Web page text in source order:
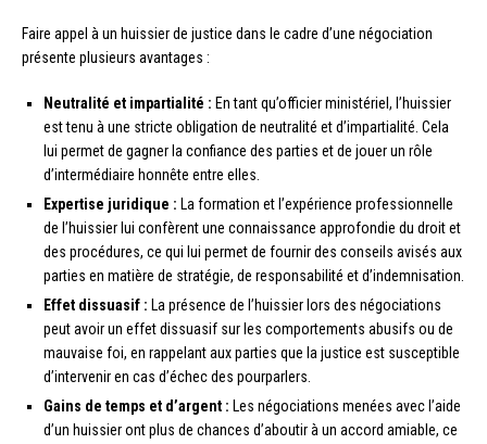
Faire appel à un huissier de justice dans le cadre d’une négociation
présente plusieurs avantages :
Neutralité et impartialité : En tant qu’officier ministériel, l’huissier
est tenu à une stricte obligation de neutralité et d’impartialité. Cela
lui permet de gagner la confiance des parties et de jouer un rôle
d’intermédiaire honnête entre elles.
Expertise juridique : La formation et l’expérience professionnelle
de l’huissier lui confèrent une connaissance approfondie du droit et
des procédures, ce qui lui permet de fournir des conseils avisés aux
parties en matière de stratégie, de responsabilité et d’indemnisation.
Effet dissuasif : La présence de l’huissier lors des négociations
peut avoir un effet dissuasif sur les comportements abusifs ou de
mauvaise foi, en rappelant aux parties que la justice est susceptible
d’intervenir en cas d’échec des pourparlers.
Gains de temps et d’argent : Les négociations menées avec l’aide
d’un huissier ont plus de chances d’aboutir à un accord amiable, ce